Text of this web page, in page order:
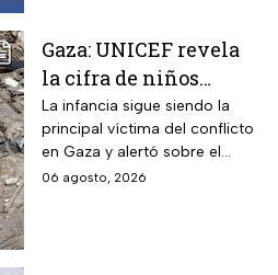
Gaza: UNICEF revela
la cifra de niños
muertos tras alto al
fuego
La infancia sigue siendo la
principal víctima del conflicto
en Gaza y alertó sobre el
aumento de menores
06 agosto, 2026